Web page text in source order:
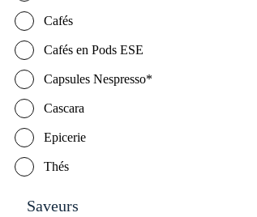
Cafés
Cafés en Pods ESE
Capsules Nespresso*
Cascara
Epicerie
Thés
Saveurs